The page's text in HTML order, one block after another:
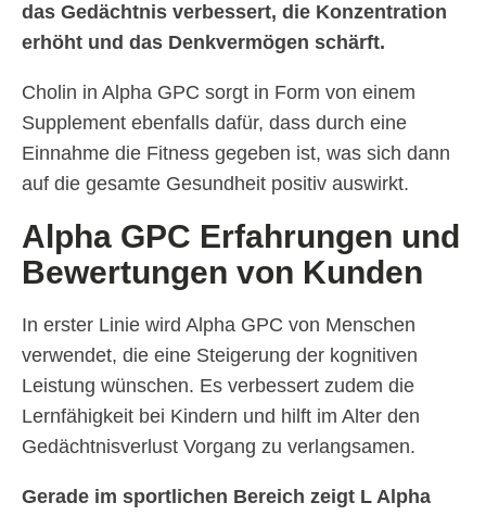
das Gedächtnis verbessert, die Konzentration
erhöht und das Denkvermögen schärft.
Cholin in Alpha GPC sorgt in Form von einem
Supplement ebenfalls dafür, dass durch eine
Einnahme die Fitness gegeben ist, was sich dann
auf die gesamte Gesundheit positiv auswirkt.
Alpha GPC Erfahrungen und
Bewertungen von Kunden
In erster Linie wird Alpha GPC von Menschen
verwendet, die eine Steigerung der kognitiven
Leistung wünschen. Es verbessert zudem die
Lernfähigkeit bei Kindern und hilft im Alter den
Gedächtnisverlust Vorgang zu verlangsamen.
Gerade im sportlichen Bereich zeigt L Alpha